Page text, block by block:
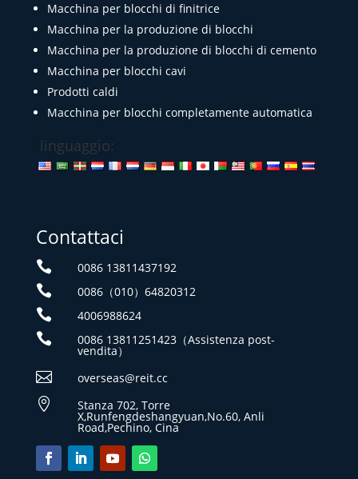
Macchina per blocchi di finitrice
Macchina per la produzione di blocchi
Macchina per la produzione di blocchi di cemento
Macchina per blocchi cavi
Prodotti caldi
Macchina per blocchi completamente automatica
linguaggio:
Contattaci
 0086 13811437192
 0086（010）64820312
 4006988624
 0086 13811251423（Assistenza post-
vendita）
 overseas@reit.cc
 Stanza 702, Torre
X,Runfengdeshangyuan,No.60, Anli
Road,Pechino, Cina